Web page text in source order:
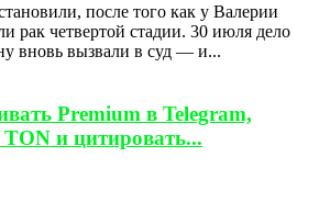
после того как у Валерии
рак четвертой стадии. 30 июля дело
вновь вызвали в суд — и...
Premium в Telegram,
и цитировать...